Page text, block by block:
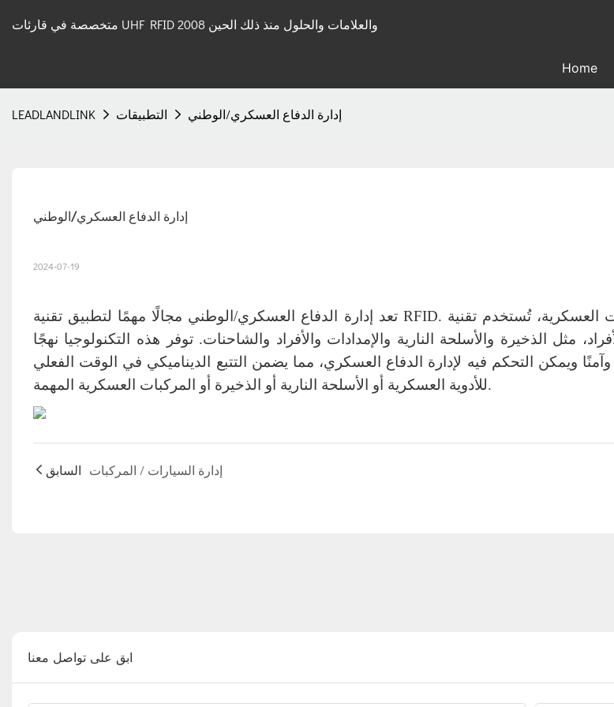
متخصصة في قارئات UHF RFID والعلامات والحلول منذ ذلك الحين 2008
Home
LEADLANDLINK التطبيقات إدارة الدفاع العسكري/الوطني
إدارة الدفاع العسكري/الوطني
2024-07-19
تعد إدارة الدفاع العسكري/الوطني مجالًا مهمًا لتطبيق تقنية RFID. في البيئات العسكرية، تُستخدم تقنية RFID لتحديد
مثل الذخيرة والأسلحة النارية والإمدادات والأفراد والشاحنات. توفر هذه التكنولوجيا نهجًا
وآمنًا ويمكن التحكم فيه لإدارة الدفاع العسكري، مما يضمن التتبع الديناميكي في الوقت الفعلي
للأدوية العسكرية أو الأسلحة النارية أو الذخيرة أو المركبات العسكرية المهمة.
السابق إدارة السيارات / المركبات
ابق على تواصل معنا